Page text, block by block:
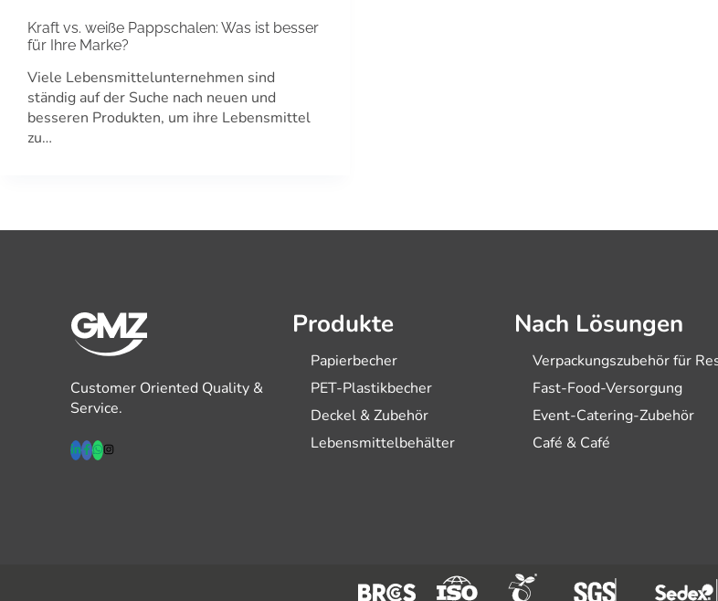
Kraft vs. weiße Pappschalen: Was ist besser
für Ihre Marke?
Viele Lebensmittelunternehmen sind
ständig auf der Suche nach neuen und
besseren Produkten, um ihre Lebensmittel
zu…
Customer Oriented Quality &
Service.
Produkte
Papierbecher
PET-Plastikbecher
Deckel & Zubehör
Lebensmittelbehälter
Nach Lösungen
Verpackungszubehör für
Fast-Food-Versorgung
Event-Catering-Zubehör
Café & Café